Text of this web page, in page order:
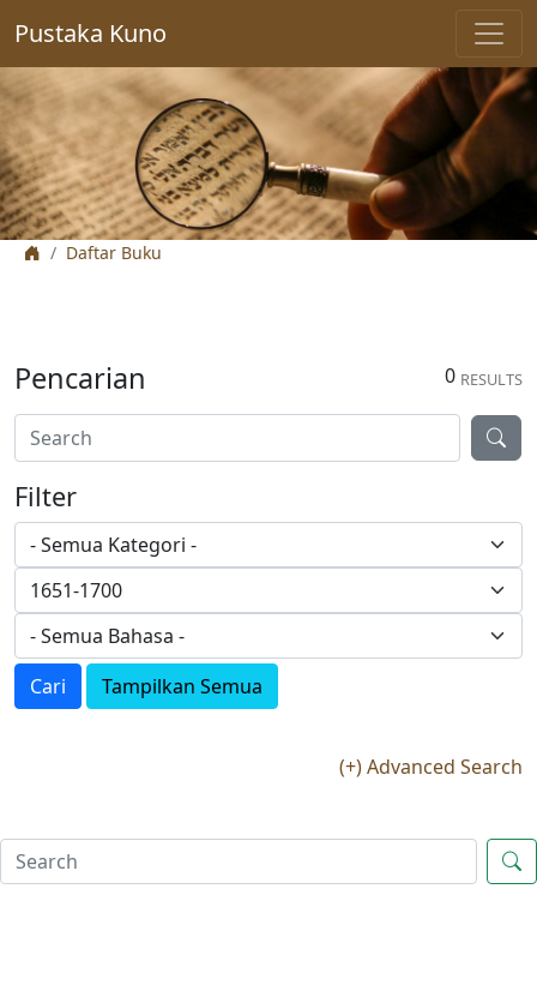
Pustaka Kuno
Daftar Buku
0 RESULTS
Pencarian
Filter
Cari Tampilkan Semua
(+) Advanced Search